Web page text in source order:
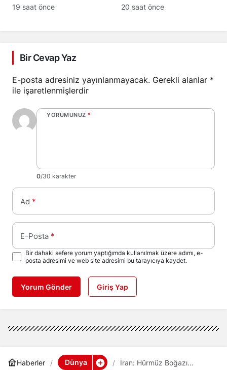
karşı karşıya
19 saat önce
Arabistan Veliaht Prensi
20 saat önce
Bir Cevap Yaz
E-posta adresiniz yayınlanmayacak. Gerekli alanlar *
ile işaretlenmişlerdir
YORUMUNUZ *
0/30 karakter
Ad *
E-Posta *
Bir dahaki sefere yorum yaptığımda kullanılmak üzere adımı, e-
posta adresimi ve web site adresimi bu tarayıcıya kaydet.
Yorum Gönder Giriş Yap
Haberler Dünya
İran: Hürmüz Boğazı